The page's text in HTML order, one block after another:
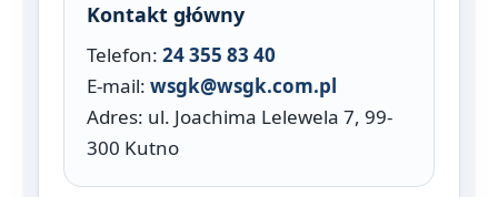
Kontakt główny
Telefon: 24 355 83 40
E-mail: wsgk@wsgk.com.pl
Adres: ul. Joachima Lelewela 7, 99-
300 Kutno